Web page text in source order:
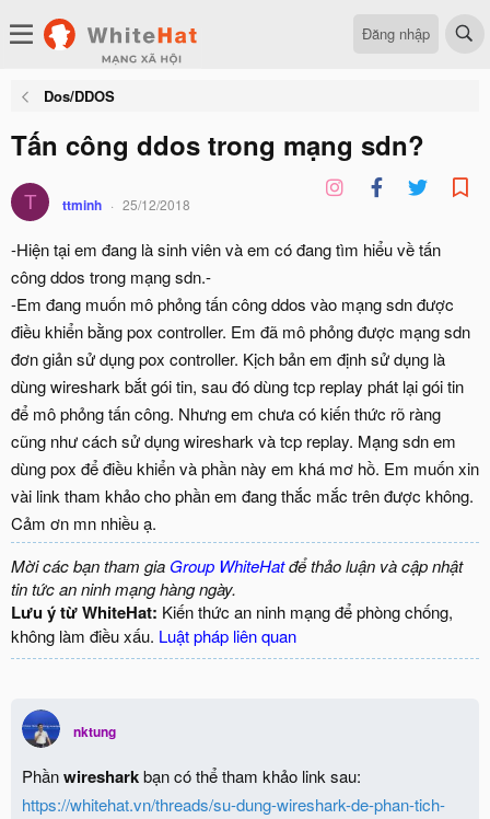
Đăng nhập
Dos/DDOS
Tấn công ddos trong mạng sdn?
T ttminh 25/12/2018
-Hiện tại em đang là sinh viên và em có đang tìm hiểu về tấn
công ddos trong mạng sdn.-
-Em đang muốn mô phỏng tấn công ddos vào mạng sdn được
điều khiển bằng pox controller. Em đã mô phỏng được mạng sdn
đơn giản sử dụng pox controller. Kịch bản em định sử dụng là
dùng wireshark bắt gói tin, sau đó dùng tcp replay phát lại gói tin
để mô phỏng tấn công. Nhưng em chưa có kiến thức rõ ràng
cũng như cách sử dụng wireshark và tcp replay. Mạng sdn em
dùng pox để điều khiển và phần này em khá mơ hồ. Em muốn xin
vài link tham khảo cho phần em đang thắc mắc trên được không.
Cảm ơn mn nhiều ạ.
Mời các bạn tham gia Group WhiteHatđể thảo luận và cập nhật
tin tức an ninh mạng hàng ngày.
Lưu ý từ WhiteHat: Kiến thức an ninh mạng để phòng chống,
không làm điều xấu. Luật pháp liên quan
nktung
Phầnwiresharkbạn có thể tham khảo link sau:
https://whitehat.vn/threads/su-dung-wireshark-de-phan-tich-